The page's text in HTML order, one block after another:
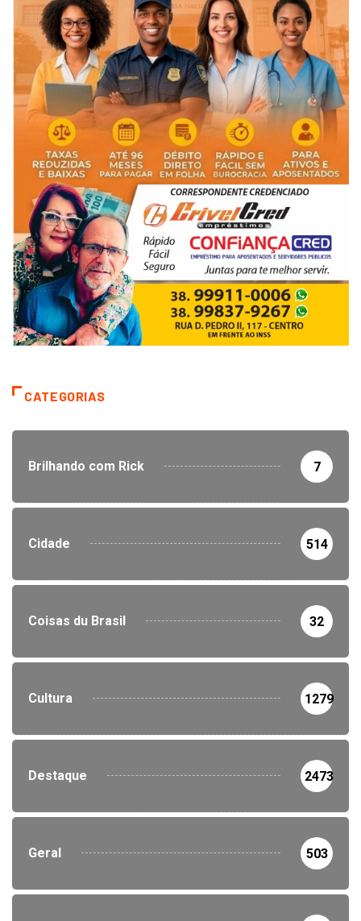
CATEGORIAS
Brilhando com Rick 7
Cidade 514
Coisas du Brasil 32
Cultura 1279
Destaque 2473
Geral 503